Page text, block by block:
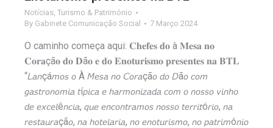
Notícias Turismo & Património
By Gabinete Comunicação Social 7 Março 2024
O caminho começa aqui: 𝐂𝐡𝐞𝐟𝐞𝐬 𝐝𝐨 à 𝐌𝐞𝐬𝐚 𝐧𝐨
𝐂𝐨𝐫𝐚çã𝐨 𝐝𝐨 𝐃ã𝐨 𝐞 𝐝𝐨 𝐄𝐧𝐨𝐭𝐮𝐫𝐢𝐬𝐦𝐨 𝐩𝐫𝐞𝐬𝐞𝐧𝐭𝐞𝐬 𝐧𝐚 𝐁𝐓𝐋
“𝘓𝘢𝘯çá𝘮𝘰𝘴 𝘰 À 𝘔𝘦𝘴𝘢 𝘯𝘰 𝘊𝘰𝘳𝘢çã𝘰 𝘥𝘰 𝘋ã𝘰 𝘤𝘰𝘮
𝘨𝘢𝘴𝘵𝘳𝘰𝘯𝘰𝘮𝘪𝘢 𝘵í𝘱𝘪𝘤𝘢 𝘦 𝘩𝘢𝘳𝘮𝘰𝘯𝘪𝘻𝘢𝘥𝘢 𝘤𝘰𝘮 𝘰 𝘯𝘰𝘴𝘴𝘰 𝘷𝘪𝘯𝘩𝘰
𝘥𝘦 𝘦𝘹𝘤𝘦𝘭ê𝘯𝘤𝘪𝘢, 𝘲𝘶𝘦 𝘦𝘯𝘤𝘰𝘯𝘵𝘳𝘢𝘮𝘰𝘴 𝘯𝘰𝘴𝘴𝘰 𝘵𝘦𝘳𝘳𝘪𝘵ó𝘳𝘪𝘰, 𝘯𝘢
𝘳𝘦𝘴𝘵𝘢𝘶𝘳𝘢çã𝘰, 𝘯𝘢 𝘩𝘰𝘵𝘦𝘭𝘢𝘳𝘪𝘢, 𝘯𝘰 𝘦𝘯𝘰𝘵𝘶𝘳𝘪𝘴𝘮𝘰, 𝘯𝘰 𝘱𝘢𝘵𝘳𝘪𝘮ó𝘯𝘪𝘰